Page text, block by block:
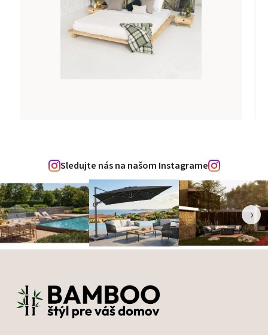
Sledujte nás na našom Instagrame
‹ ›